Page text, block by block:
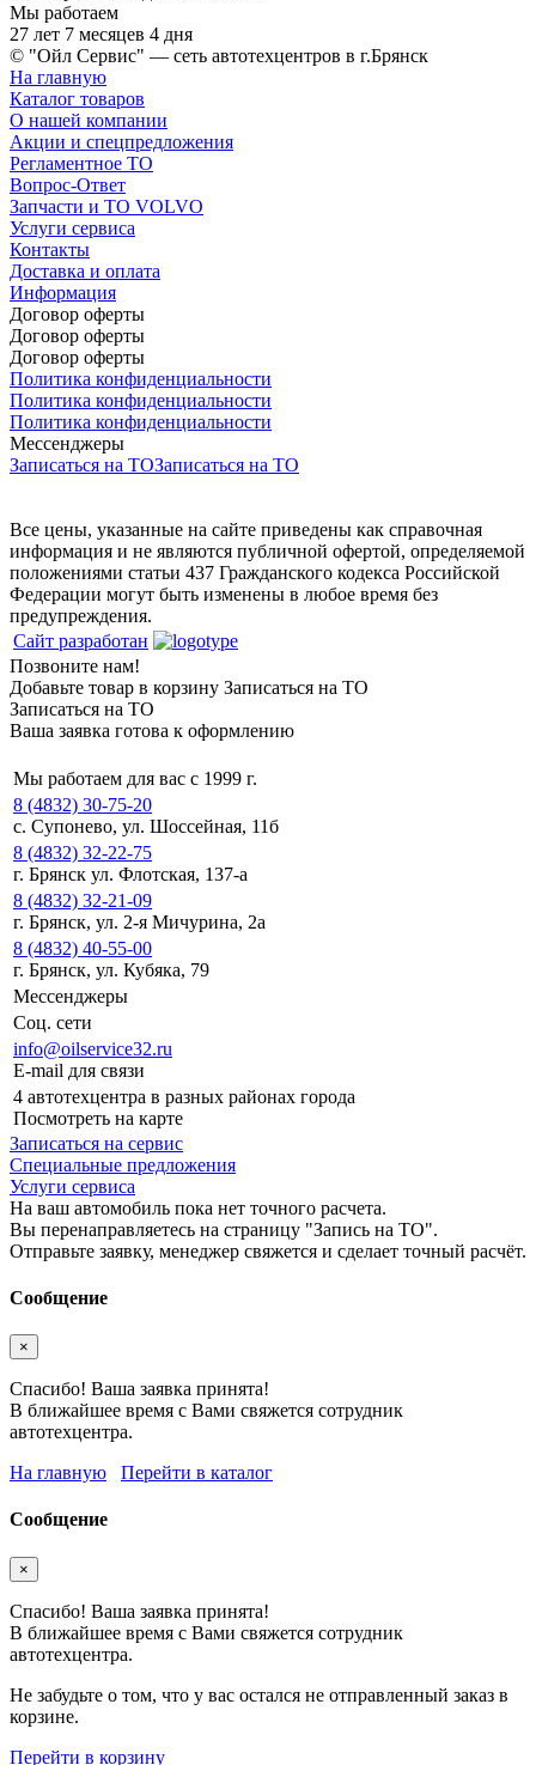
Мы работаем
27 лет 7 месяцев 4 дня
© "Ойл Сервис" — сеть автотехцентров в г.Брянск
На главную
Каталог товаров
О нашей компании
Акции и спецпредложения
Регламентное ТО
Вопрос-Ответ
Запчасти и ТО VOLVO
Услуги сервиса
Контакты
Доставка и оплата
Информация
Договор оферты
Договор оферты
Договор оферты
Политика конфиденциальности
Политика конфиденциальности
Политика конфиденциальности
Мессенджеры
Записаться на ТОЗаписаться на ТО
Все цены, указанные на сайте приведены как справочная
информация и не являются публичной офертой, определяемой
положениями статьи 437 Гражданского кодекса Российской
Федерации могут быть изменены в любое время без
предупреждения.
Сайт разработан
Позвоните нам!
Добавьте товар в корзину Записаться на ТО
Записаться на ТО
Ваша заявка готова к оформлению
Мы работаем для вас с 1999 г.
8 (4832) 30-75-20
с. Супонево, ул. Шоссейная, 11б
8 (4832) 32-22-75
г. Брянск ул. Флотская, 137-а
8 (4832) 32-21-09
г. Брянск, ул. 2-я Мичурина, 2а
8 (4832) 40-55-00
г. Брянск, ул. Кубяка, 79
Мессенджеры
Соц. сети
info@oilservice32.ru
E-mail для связи
4 автотехцентра в разных районах города
Посмотреть на карте
Записаться на сервис
Специальные предложения
Услуги сервиса
На ваш автомобиль пока нет точного расчета.
Вы перенаправляетесь на страницу "Запись на ТО".
Отправьте заявку, менеджер свяжется и сделает точный расчёт.
Сообщение
×
Спасибо! Ваша заявка принята!
В ближайшее время с Вами свяжется сотрудник
автотехцентра.
На главную
Перейти в каталог
Сообщение
×
Спасибо! Ваша заявка принята!
В ближайшее время с Вами свяжется сотрудник
автотехцентра.
Не забудьте о том, что у вас остался не отправленный заказ в
корзине.
Перейти в корзину